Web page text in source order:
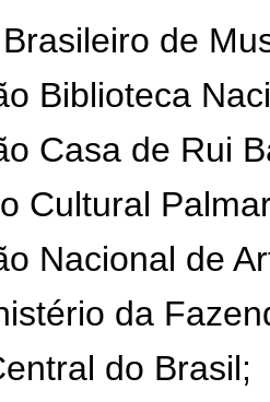
de
Biblioteca
Casa de Rui
Cultural
Nacional de
da
do Brasil;